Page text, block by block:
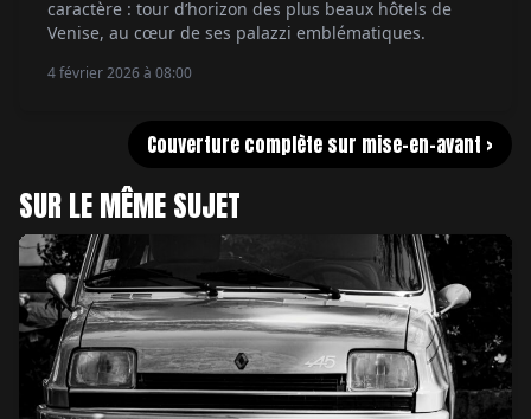
caractère : tour d’horizon des plus beaux hôtels de
Venise, au cœur de ses palazzi emblématiques.
4 février 2026 à 08:00
Couverture complète sur mise-en-avant >
SUR LE MÊME SUJET